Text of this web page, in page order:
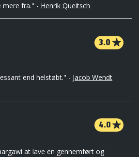
fra." - Henrik Queitsch
3.0
end helstøbt." - Jacob Wendt
4.0
at lave en gennemført og